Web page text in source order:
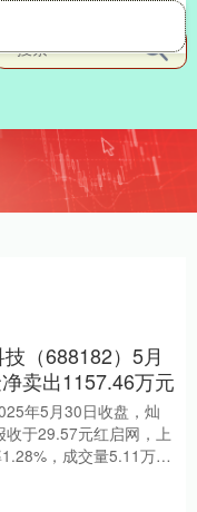
（688182）5月
卖出1157.46万元
年5月30日收盘，灿
于29.57元红启网，上
，成交量5.11万